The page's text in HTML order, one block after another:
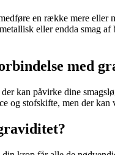
en række mere
eller endda smag
med
kan påvirke dine
stofskifte, men der